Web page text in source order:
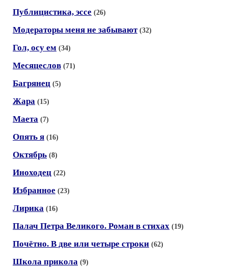
Публицистика, эссе (26)
Модераторы меня не забывают (32)
Гол, осу ем (34)
Месяцеслов (71)
Багрянец (5)
Жара (15)
Маета (7)
Опять я (16)
Октябрь (8)
Иноходец (22)
Избранное (23)
Лирика (16)
Палач Петра Великого. Роман в стихах (19)
Почётно. В две или четыре строки (62)
Школа прикола (9)